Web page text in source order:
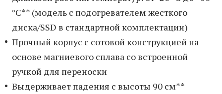
°C** (модель с подогревателем жесткого
диска/SSD в стандартной комплектации)
Прочный корпус c сотовой конструкцией на
основе магниевого сплава со встроенной
ручкой для переноски
Выдерживает падения с высоты 90 см**